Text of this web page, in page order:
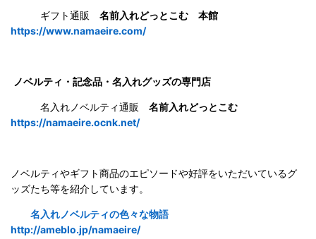
ギフト通販 名前入れどっとこむ 本館
https://www.namaeire.com/
ノベルティ・記念品・名入れグッズの専門店
名入れノベルティ通販 名前入れどっとこむ
https://namaeire.ocnk.net/
ノベルティやギフト商品のエピソードや好評をいただいているグ
ッズたち等を紹介しています。
名入れノベルティの色々な物語
http://ameblo.jp/namaeire/